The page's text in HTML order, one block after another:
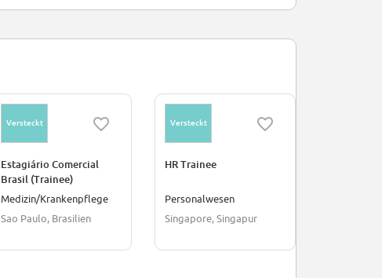
Versteckt
Estagiário Comercial
Brasil (Trainee)
Medizin/Krankenpflege
Sao Paulo, Brasilien
Versteckt
HR Trainee
Personalwesen
Singapore, Singapur